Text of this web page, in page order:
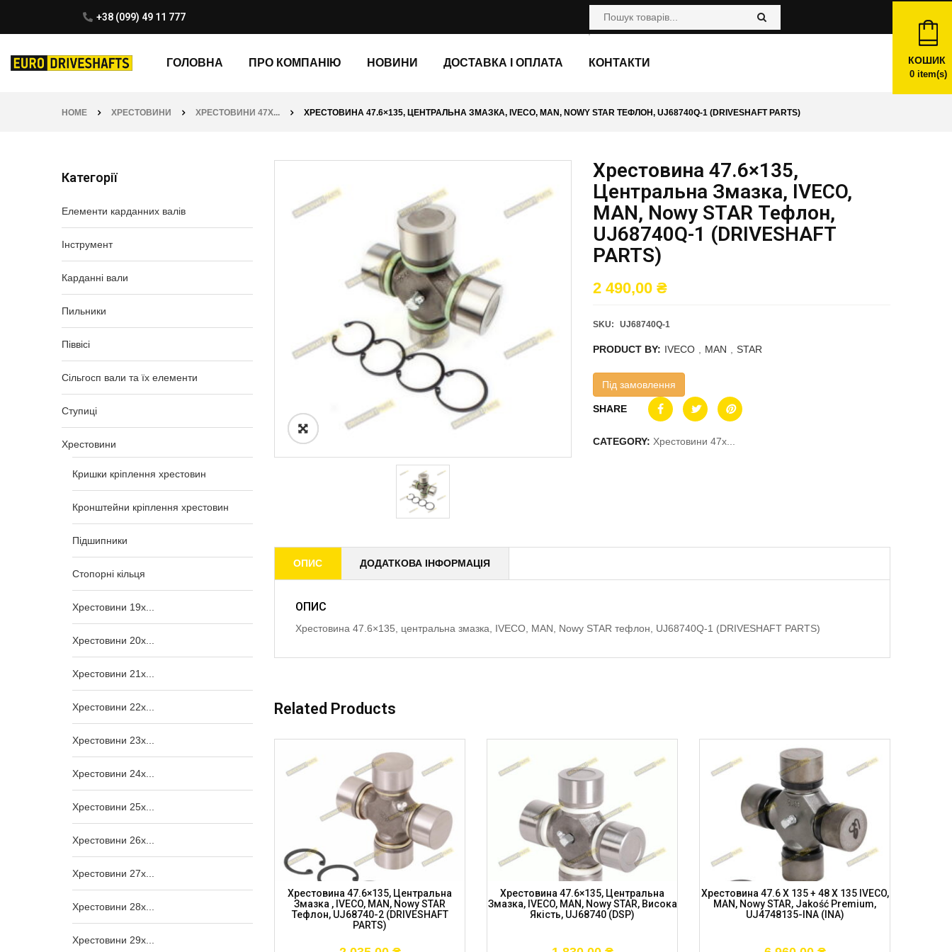
+38 (099) 49 11 777
ГОЛОВНА ПРО КОМПАНІЮ НОВИНИ ДОСТАВКА І ОПЛАТА КОНТАКТИ КОШИК
0item(s)
HOME ХРЕСТОВИНИ ХРЕСТОВИНИ 47X... ХРЕСТОВИНА 47.6×135, ЦЕНТРАЛЬНА ЗМАЗКА, IVECO, MAN, NOWY STAR ТЕФЛОН, UJ68740Q-1 (DRIVESHAFT PARTS)
Категорії
Елементи карданних валів
Інструмент
Карданні вали
Пильники
Піввісі
Сільгосп вали та їх елементи
Ступиці
Хрестовини
Кришки кріплення хрестовин
Кронштейни кріплення хрестовин
Підшипники
Стопорні кільця
Хрестовини 19x...
Хрестовини 20x...
Хрестовини 21x...
Хрестовини 22x...
Хрестовини 23x...
Хрестовини 24x...
Хрестовини 25x...
Хрестовини 26x...
Хрестовини 27x...
Хрестовини 28x...
Хрестовини 29x...
Хрестовина 47.6×135,
Центральна Змазка, IVECO,
MAN, Nowy STAR Тефлон,
UJ68740Q-1 (DRIVESHAFT
PARTS)
2 490,00 ₴
SKU: UJ68740Q-1
PRODUCT BY: IVECO MAN STAR
Під замовлення
SHARE
CATEGORY: Хрестовини 47x...
ОПИС ДОДАТКОВА ІНФОРМАЦІЯ
ОПИС
Хрестовина 47.6×135, центральна змазка, IVECO, MAN, Nowy STAR тефлон, UJ68740Q-1 (DRIVESHAFT PARTS)
Related Products
Хрестовина 47.6 X 135 IVECO, LEYLAND,
MAN, VOLVO, Seria 1610 З 4 Кришками,
Хрестовина 47.6×135, Центральна
Змазка , IVECO, MAN, Nowy STAR
Тефлон, UJ68740-2 (DRIVESHAFT
PARTS)
Хрестовина 47.6×135, Центральна
Змазка, IVECO, MAN, Nowy STAR, Висока
Якість, UJ68740 (DSP)
Хрестовина 47.6 X 135 + 48 X 135 IVECO,
MAN, Nowy STAR, Jakość Premium,
UJ4748135-INA (INA)